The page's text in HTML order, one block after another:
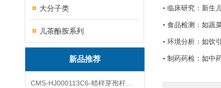
大分子类
儿茶酚胺系列
新品推荐
• 临床研究：新生
• 食品检测：如蔬
• 环境分析：如饮
• 制药药检：如中